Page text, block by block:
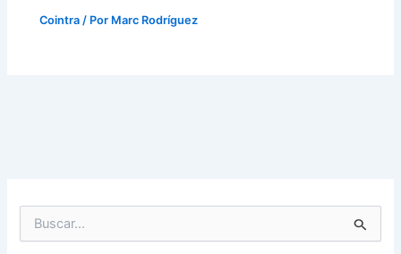
Cointra / Por Marc Rodríguez